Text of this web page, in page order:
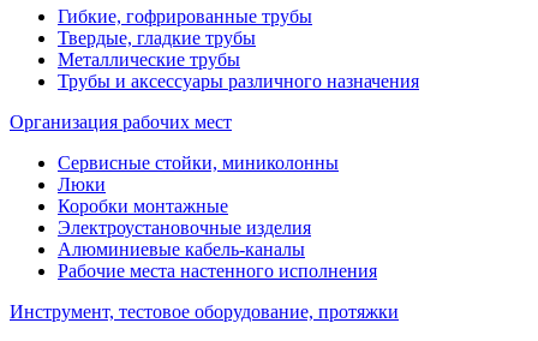
Гибкие, гофрированные трубы
Твердые, гладкие трубы
Металлические трубы
Трубы и аксессуары различного назначения
Организация рабочих мест
Сервисные стойки, миниколонны
Люки
Коробки монтажные
Электроустановочные изделия
Алюминиевые кабель-каналы
Рабочие места настенного исполнения
Инструмент, тестовое оборудование, протяжки